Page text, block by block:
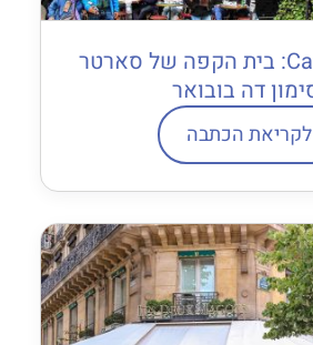
Café de Flore: בית הקפה של סארטר
דה בובואר
לקריאת הכתבה